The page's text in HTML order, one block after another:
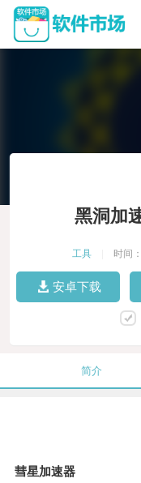
黑洞加
工具 时间
安卓下载
简介
彗星加速器